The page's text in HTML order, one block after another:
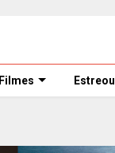
Filmes Estreou